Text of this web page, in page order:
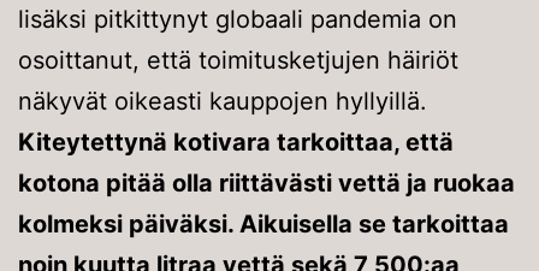
lisäksi pitkittynyt globaali pandemia on
osoittanut, että toimitusketjujen häiriöt
näkyvät oikeasti kauppojen hyllyillä.
Kiteytettynä kotivara tarkoittaa, että
kotona pitää olla riittävästi vettä ja ruokaa
kolmeksi päiväksi. Aikuisella se tarkoittaa
noin kuutta litraa vettä sekä 7 500:aa